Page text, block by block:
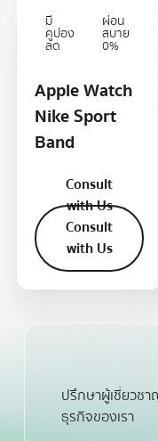
มี
คูปอง
ลด
ผ่อน
สบาย
0%
Apple Watch
Nike Sport
Band
Consult
Consult
with Us
Consult
with Us
ปรึกษาผู้เชี่ยวช
ธุรกิจของเรา